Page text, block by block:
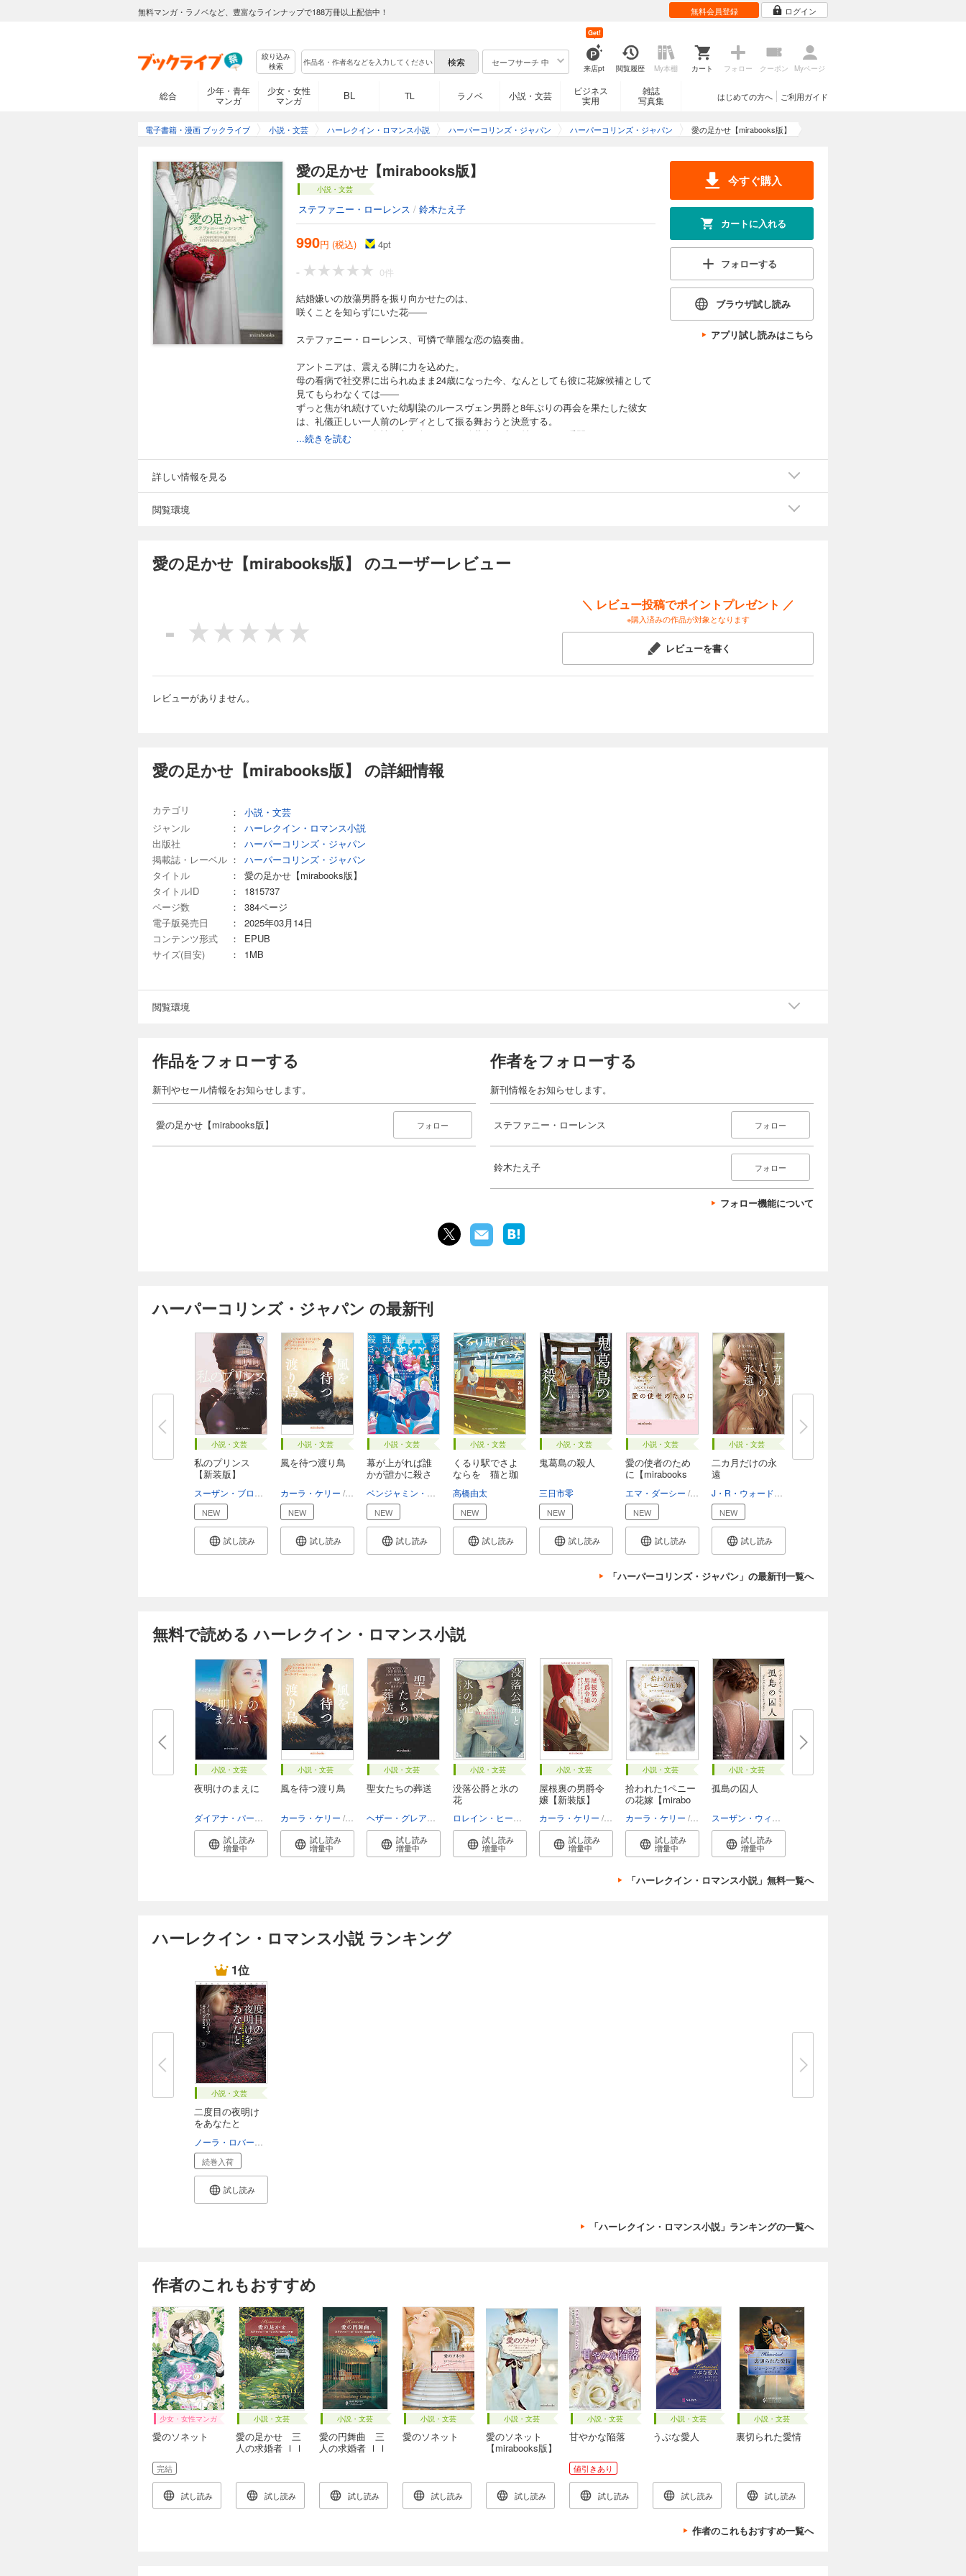
無料マンガ・ラノベなど、豊富なラインナップで188万冊以上配信中！ 無料会員登録 ログイン
絞り込み
検索
セーフサーチ 中
来店pt
Get!
閲覧履歴 My本棚 カート フォロー クーポン Myページ
総合
少年・青年
マンガ
少女・女性
マンガ
BL TL ラノベ 小説・文芸
ビジネス
実用
雑誌
写真集
ご利用ガイド
はじめての方へ
電子書籍・漫画 ブックライブ 小説・文芸 ハーレクイン・ロマンス小説 ハーパーコリンズ・ジャパン ハーパーコリンズ・ジャパン 愛の足かせ【mirabooks版】
愛の足かせ【mirabooks版】
小説・文芸
ステファニー・ローレンス / 鈴木たえ子
990円 (税込) 4pt
-
0件
結婚嫌いの放蕩男爵を振り向かせたのは、
咲くことを知らずにいた花――
ステファニー・ローレンス、可憐で華麗な恋の協奏曲。
アントニアは、震える脚に力を込めた。
母の看病で社交界に出られぬまま24歳になった今、なんとしても彼に花嫁候補として
見てもらわなくては――
ずっと焦がれ続けていた幼馴染のルースヴェン男爵と8年ぶりの再会を果たした彼女
は、礼儀正しい一人前のレディとして振る舞おうと決意する。
しかし、あまたの女性の心を奪ってきた放蕩者の瞳に射ぬかれた瞬間、なすすべもな
く想いはあふれて……。
＊本書は、ハーレクイン・ヒストリカルから既に配信されている作品のmirabooks版
...続きを読む
今すぐ購入
カートに入れる
フォローする
ブラウザ試し読み
アプリ試し読みはこちら
詳しい情報を見る
閲覧環境
愛の足かせ【mirabooks版】 のユーザーレビュー
-
＼ レビュー投稿でポイントプレゼント ／
※購入済みの作品が対象となります
レビューを書く
レビューがありません。
愛の足かせ【mirabooks版】 の詳細情報
カテゴリ ：
小説・文芸
ジャンル
：
ハーレクイン・ロマンス小説
出版社
：
ハーパーコリンズ・ジャパン
掲載誌・レーベル ：
ハーパーコリンズ・ジャパン
タイトル
：
愛の足かせ【mirabooks版】
タイトルID
：
1815737
ページ数
：
384ページ
電子版発売日
：
2025年03月14日
コンテンツ形式
：
EPUB
サイズ(目安)
： 1MB
閲覧環境
作品をフォローする
新刊やセール情報をお知らせします。
愛の足かせ【mirabooks版】 フォロー
作者をフォローする
新刊情報をお知らせします。
ステファニー・ローレンス フォロー
鈴木たえ子 フォロー
フォロー機能について
ハーパーコリンズ・ジャパン の最新刊
小説・文芸
私のプリンス
【新装版】
上村悦子
NEW
試し読み
小説・文芸
風を待つ渡り鳥
カーラ・ケリー 琴葉かいら
NEW
試し読み
小説・文芸
幕が上がれば誰
かが誰かに殺さ
NEW
試し読み
小説・文芸
くるり駅でさよ
ならを 猫と珈
高橋由太
NEW
試し読み
小説・文芸
鬼葛島の殺人
三日市零
NEW
試し読み
小説・文芸
愛の使者のため
に【mirabooks
エマ・ダーシー 藤峰みちか
NEW
試し読み
小説・文芸
二カ月だけの永
遠
NEW
試し読み
「ハーパーコリンズ・ジャパン」の最新刊一覧へ
無料で読める ハーレクイン・ロマンス小説
小説・文芸
夜明けのまえに
泉智子
試し読み
増量中
小説・文芸
風を待つ渡り鳥
カーラ・ケリー 琴葉かいら
試し読み
増量中
小説・文芸
聖女たちの葬送
岡本香
試し読み
増量中
小説・文芸
没落公爵と氷の
花
さとう史緒
試し読み
増量中
小説・文芸
屋根裏の男爵令
嬢【新装版】
カーラ・ケリー 佐野晶
試し読み
増量中
小説・文芸
拾われた1ペニー
の花嫁【mirabo
カーラ・ケリー 佐野晶
試し読み
増量中
小説・文芸
孤島の囚人
試し読み
増量中
「ハーレクイン・ロマンス小説」無料一覧へ
ハーレクイン・ロマンス小説 ランキング
1位
小説・文芸
二度目の夜明け
をあなたと
続巻入荷
試し読み
「ハーレクイン・ロマンス小説」ランキングの一覧へ
作者のこれもおすすめ
少女・女性マンガ
愛のソネット
完結
試し読み
小説・文芸
愛の足かせ 三
人の求婚者 ＩＩ
試し読み
小説・文芸
愛の円舞曲 三
人の求婚者 ＩＩ
試し読み
小説・文芸
愛のソネット
試し読み
小説・文芸
愛のソネット
【mirabooks版】
試し読み
小説・文芸
甘やかな陥落
値引きあり
試し読み
小説・文芸
うぶな愛人
試し読み
小説・文芸
裏切られた愛情
試し読み
作者のこれもおすすめ一覧へ